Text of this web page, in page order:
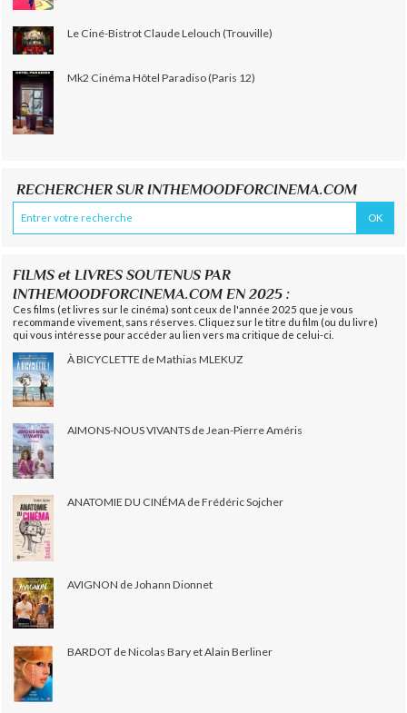
Le Ciné-Bistrot Claude Lelouch (Trouville)
Mk2 Cinéma Hôtel Paradiso (Paris 12)
RECHERCHER SUR INTHEMOODFORCINEMA.COM
FILMS et LIVRES SOUTENUS PAR
INTHEMOODFORCINEMA.COM EN 2025 :
Ces films (et livres sur le cinéma) sont ceux de l'année 2025 que je vous
recommande vivement, sans réserves. Cliquez sur le titre du film (ou du livre)
qui vous intéresse pour accéder au lien vers ma critique de celui-ci.
À BICYCLETTE de Mathias MLEKUZ
AIMONS-NOUS VIVANTS de Jean-Pierre Améris
ANATOMIE DU CINÉMA de Frédéric Sojcher
AVIGNON de Johann Dionnet
BARDOT de Nicolas Bary et Alain Berliner